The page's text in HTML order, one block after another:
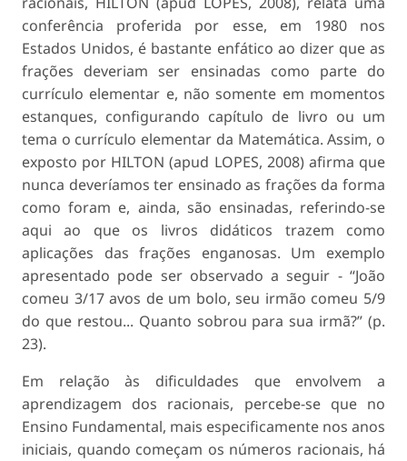
conferência proferida por esse, em 1980 nos
Estados Unidos, é bastante enfático ao dizer que as
frações deveriam ser ensinadas como parte do
currículo elementar e, não somente em momentos
estanques, configurando capítulo de livro ou um
tema o currículo elementar da Matemática. Assim, o
exposto por HILTON (apud LOPES, 2008) afirma que
nunca deveríamos ter ensinado as frações da forma
como foram e, ainda, são ensinadas, referindo-se
aqui ao que os livros didáticos trazem como
aplicações das frações enganosas. Um exemplo
apresentado pode ser observado a seguir - “João
comeu 3/17 avos de um bolo, seu irmão comeu 5/9
do que restou... Quanto sobrou para sua irmã?” (p.
23).
Em relação às dificuldades que envolvem a
aprendizagem dos racionais, percebe-se que no
Ensino Fundamental, mais especificamente nos anos
iniciais, quando começam os números racionais, há